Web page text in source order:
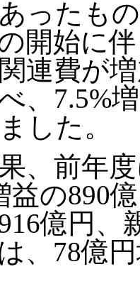
ったも
開始に
連費が
、7.5%
した。
、前年
益の890
億円、
、78億